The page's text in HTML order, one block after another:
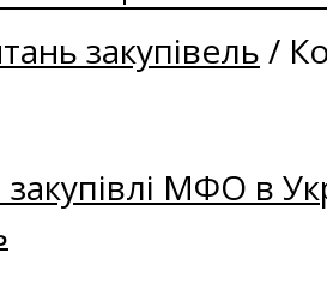
закупівель /
МФО в